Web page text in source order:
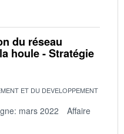
du réseau
houle - Stratégie
ET DU DEVELOPPEMENT
mars 2022
Affaire